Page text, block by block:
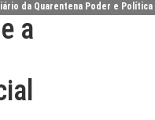
da Quarentena Poder e Política
a